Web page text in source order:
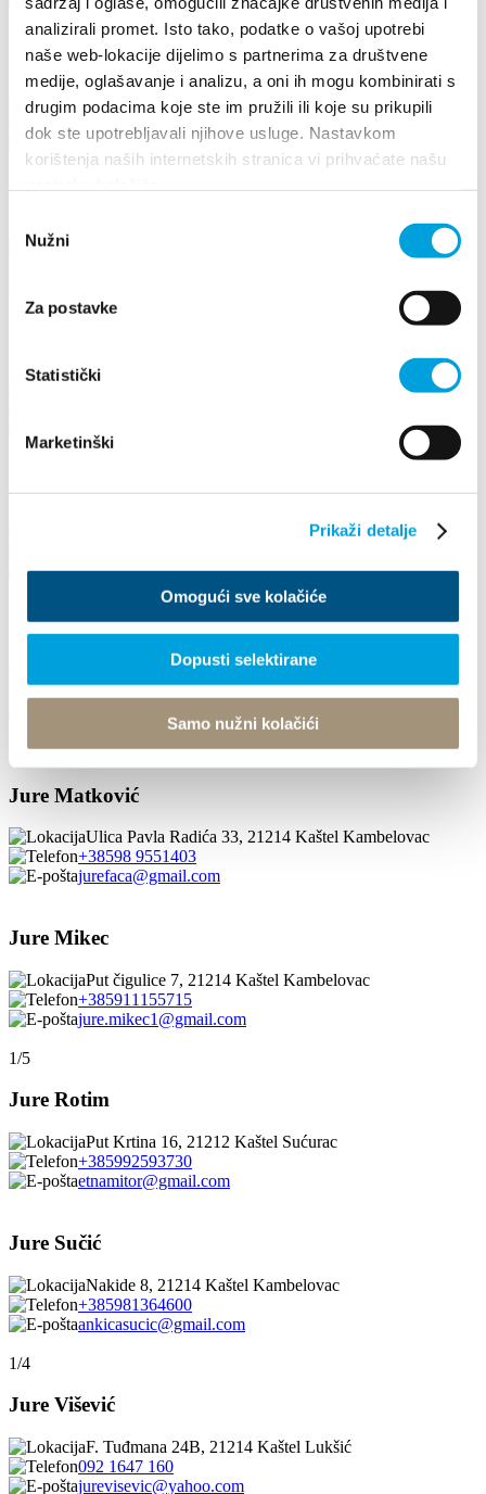
analizirali promet. Isto tako, podatke o vašoj upotrebi
naše web-lokacije dijelimo s partnerima za društvene
medije, oglašavanje i analizu, a oni ih mogu kombinirati s
drugim podacima koje ste im pružili ili koje su prikupili
dok ste upotrebljavali njihove usluge. Nastavkom
korištenja naših internetskih stranica vi prihvaćate našu
pristanka
Nužni
Za postavke
Statistički
Marketinški
Prikaži detalje
Omogući sve kolačiće
Dopusti selektirane
Samo nužni kolačići
Joza Pavić
Rušinac 8, 21214 Kaštel Lukšić
+385953880220
mirkojoza1@gmail.com
Jure Buzdovačić
F. Tuđmana 207, 21214 Kaštel Gomilica
jurebuzdovacicst@gmail.com
Jure Klišmanić
Stjepana Štafilea 8, 21217 Kaštel Štafilić
+385917207836
klismanic85@gmail.com
1/4
Jure Matković
Ulica Pavla Radića 33, 21214 Kaštel Kambelovac
+38598 9551403
jurefaca@gmail.com
Jure Mikec
Put čigulice 7, 21214 Kaštel Kambelovac
+385911155715
jure.mikec1@gmail.com
1/5
Jure Rotim
Put Krtina 16, 21212 Kaštel Sućurac
+385992593730
etnamitor@gmail.com
Jure Sučić
Nakide 8, 21214 Kaštel Kambelovac
+385981364600
ankicasucic@gmail.com
1/4
Jure Višević
F. Tuđmana 24B, 21214 Kaštel Lukšić
092 1647 160
jurevisevic@yahoo.com